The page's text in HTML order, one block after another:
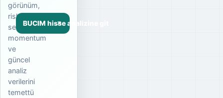
görünüm,
risk
seviyesi,
momentum
ve
güncel
analiz
verilerini
temettü
BUCIM hisse analizine git